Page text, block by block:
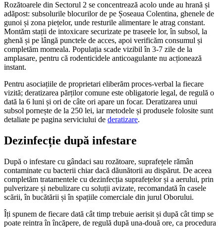
Rozătoarele din Sectorul 2 se concentrează acolo unde au hrană și
adăpost: subsolurile blocurilor de pe Șoseaua Colentina, ghenele de
gunoi și zona piețelor, unde resturile alimentare le atrag constant.
Montăm stații de intoxicare securizate pe traseele lor, în subsol, la
ghenă și pe lângă punctele de acces, apoi verificăm consumul și
completăm momeala. Populația scade vizibil în 3-7 zile de la
amplasare, pentru că rodenticidele anticoagulante nu acționează
instant.
Pentru asociațiile de proprietari eliberăm proces-verbal la fiecare
vizită; deratizarea părților comune este obligatorie legal, de regulă o
dată la 6 luni și ori de câte ori apare un focar. Deratizarea unui
subsol pornește de la 250 lei, iar metodele și produsele folosite sunt
detaliate pe pagina serviciului de deratizare.
Dezinfecție după infestare
După o infestare cu gândaci sau rozătoare, suprafețele rămân
contaminate cu bacterii chiar dacă dăunătorii au dispărut. De aceea
completăm tratamentele cu dezinfecția suprafețelor și a aerului, prin
pulverizare și nebulizare cu soluții avizate, recomandată în casele
scării, în bucătării și în spațiile comerciale din jurul Oborului.
Îți spunem de fiecare dată cât timp trebuie aerisit și după cât timp se
poate reintra în încăpere, de regulă după una-două ore, ca procedura